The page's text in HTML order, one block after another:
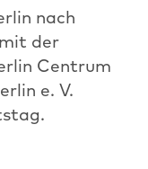
nach
der
Centrum
e. V.